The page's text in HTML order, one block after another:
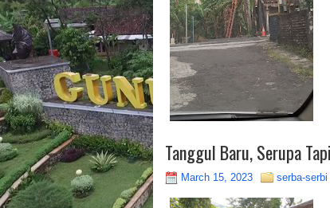
Tanggul Baru, Serupa
March 15, 2023 serba-serbi